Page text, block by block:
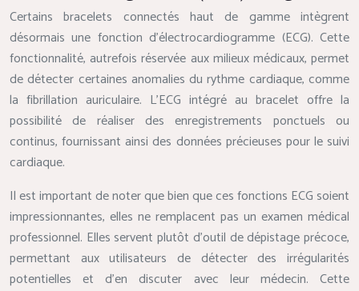
Certains bracelets connectés haut de gamme intègrent
désormais une fonction d’électrocardiogramme (ECG). Cette
fonctionnalité, autrefois réservée aux milieux médicaux, permet
de détecter certaines anomalies du rythme cardiaque, comme
la fibrillation auriculaire. L’ECG intégré au bracelet offre la
possibilité de réaliser des enregistrements ponctuels ou
continus, fournissant ainsi des données précieuses pour le suivi
cardiaque.
Il est important de noter que bien que ces fonctions ECG soient
impressionnantes, elles ne remplacent pas un examen médical
professionnel. Elles servent plutôt d’outil de dépistage précoce,
permettant aux utilisateurs de détecter des irrégularités
potentielles et d’en discuter avec leur médecin. Cette